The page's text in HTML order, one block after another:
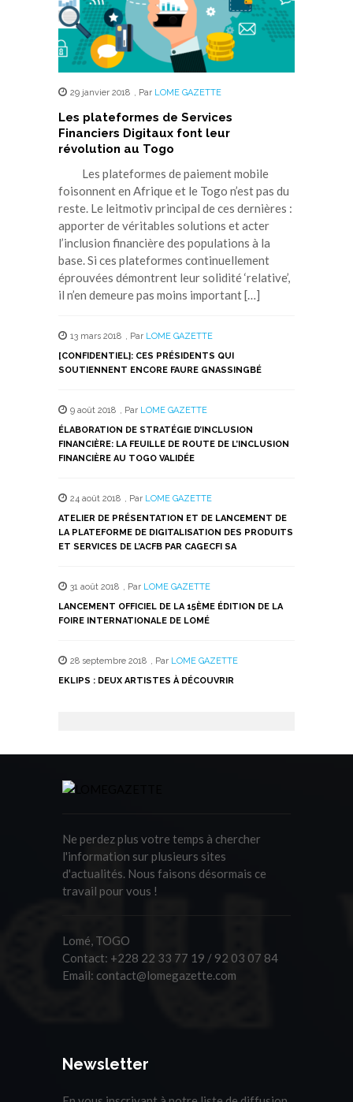
29 janvier 2018 , Par LOME GAZETTE
Les plateformes de Services
Financiers Digitaux font leur
révolution au Togo
Les plateformes de paiement mobile
foisonnent en Afrique et le Togo n’est pas du
reste. Le leitmotiv principal de ces dernières :
apporter de véritables solutions et acter
l’inclusion financière des populations à la
base. Si ces plateformes continuellement
éprouvées démontrent leur solidité ‘relative’,
il n’en demeure pas moins important […]
13 mars 2018 , Par LOME GAZETTE
[CONFIDENTIEL]: CES PRÉSIDENTS QUI
SOUTIENNENT ENCORE FAURE GNASSINGBÉ
9 août 2018 , Par LOME GAZETTE
ÉLABORATION DE STRATÉGIE D’INCLUSION
FINANCIÈRE: LA FEUILLE DE ROUTE DE L’INCLUSION
FINANCIÈRE AU TOGO VALIDÉE
24 août 2018 , Par LOME GAZETTE
ATELIER DE PRÉSENTATION ET DE LANCEMENT DE
LA PLATEFORME DE DIGITALISATION DES PRODUITS
ET SERVICES DE L’ACFB PAR CAGECFI SA
31 août 2018 , Par LOME GAZETTE
LANCEMENT OFFICIEL DE LA 15ÈME ÉDITION DE LA
FOIRE INTERNATIONALE DE LOMÉ
28 septembre 2018 , Par LOME GAZETTE
EKLIPS : DEUX ARTISTES À DÉCOUVRIR
Ne perdez plus votre temps à chercher
l'information sur plusieurs sites
d'actualités. Nous faisons désormais ce
travail pour vous !
Lomé, TOGO
Contact: +228 22 33 77 19 / 92 03 07 84
Email: contact@lomegazette.com
Newsletter